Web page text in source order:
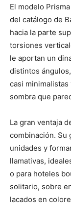
El modelo
del catálogo de
hacia la parte
torsiones
le aportan un
distintos
casi
sombra que
La gran ventaja
combinación. Su
unidades y
llamativas,
o para hoteles
solitario, sobre
lacados en